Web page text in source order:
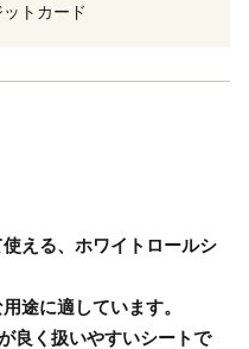
トカード
える、ホワイトロールシ
途に適しています。
良く扱いやすいシートで